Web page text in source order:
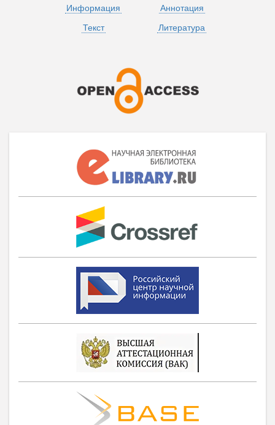
Информация
Аннотация
Текст
Литература